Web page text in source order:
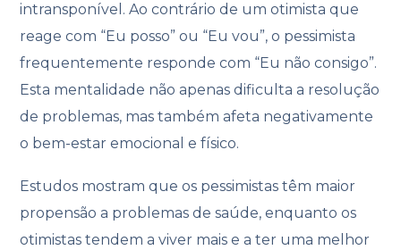
intransponível. Ao contrário de um otimista que
reage com “Eu posso” ou “Eu vou”, o pessimista
frequentemente responde com “Eu não consigo”.
Esta mentalidade não apenas dificulta a resolução
de problemas, mas também afeta negativamente
o bem-estar emocional e físico.
Estudos mostram que os pessimistas têm maior
propensão a problemas de saúde, enquanto os
otimistas tendem a viver mais e a ter uma melhor